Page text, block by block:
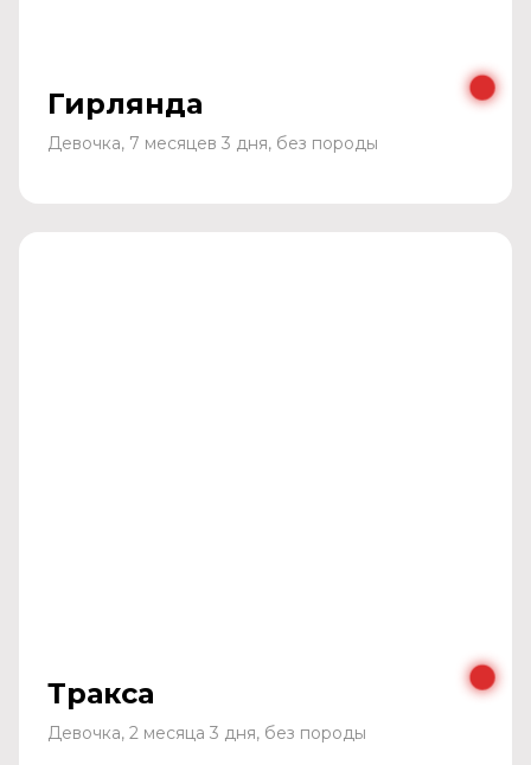
Гирлянда
Девочка, 7 месяцев 3 дня, без породы
Тракса
Девочка, 2 месяца 3 дня, без породы